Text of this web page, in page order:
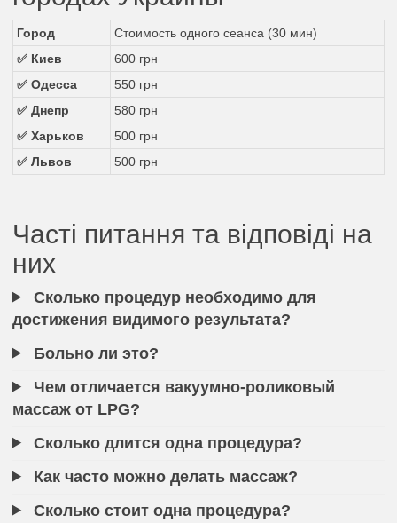
Город
Стоимость одного сеанса (30 мин)
✅ Киев
600 грн
✅ Одесса
550 грн
✅ Днепр
580 грн
✅ Харьков
500 грн
✅ Львов
500 грн
Часті питання та відповіді на
них
Сколько процедур необходимо для
достижения видимого результата?
Больно ли это?
Чем отличается вакуумно-роликовый
массаж от LPG?
Сколько длится одна процедура?
Как часто можно делать массаж?
Сколько стоит одна процедура?